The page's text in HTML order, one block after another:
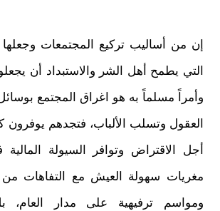
إن من أساليب تركيع المجتمعات
التي يطمح أهل الشر والاستبداد أن
وأمراً مسلماً به هو اغراق المجتمع بوسائل
العقول وتسلب الألباب، فتجدهم
أجل الاقتراض وتوافر السيولة المالية
مغريات سهولة العيش مع التفاهات
ومواسم ترفيهية على مدار العام،